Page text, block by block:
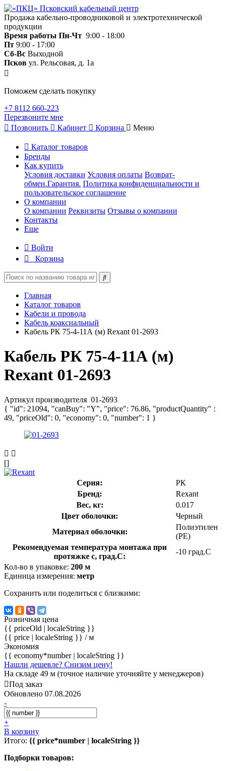
Продажа кабельно-проводниковой и электротехнической
продукции
Время работы Пн-Чт 9:00 - 18:00
Пт 9:00 - 17:00
Сб-Вс Выходной
Псков ул. Рельсовая, д. 1а
Поможем сделать покупку
+7 8112 660-223
Перезвоните мне
Позвонить
Кабинет Корзина Меню
Каталог товаров
Бренды
Как купить
Условия доставки Условия оплаты Возврат-
обмен.Гарантия. Политика конфиденциальности и
пользовательское соглашение
О компании
О компании Реквизиты Отзывы о компании
Контакты
Еще
Войти
Корзина
Главная
Каталог товаров
Кабели и провода
Кабель коаксиальный
Кабель РК 75-4-11А (м) Rexant 01-2693
Кабель РК 75-4-11А (м)
Rexant 01-2693
Артикул производителя 01-2693
{ "id": 21094, "canBuy": "Y", "price": 76.86, "productQuantity" :
49, "priceOld": 0, "economy": 0, "number": 1 }
[]
Серия:
РК
Бренд:
Rexant
Вес, кг:
0.017
Цвет оболочки:
Черный
Материал оболочки:
Полиэтилен
(PE)
Рекомендуемая температура монтажа при
протяжке с, град.C:
-10 град.C
Кол-во в упаковке: 200 м
Единица измерения: метр
Сохранить или поделиться с близкими:
Розничная цена
{{ priceOld | localeString }}
{{ price | localeString }} / м
Экономия
{{ economy*number | localeString }}
Нашли дешевле? Снизим цену!
На складе 49 м (точное наличие уточняйте у менеджеров)
Под заказ
Обновлено 07.08.2026
-
+
В корзину
Итого: {{ price*number | localeString }}
Подборки товаров: